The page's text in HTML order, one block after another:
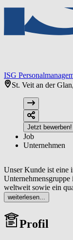
ISG
St. Veit an der
Jetzt bewerben!
Job
Unternehmen
Unser Kunde ist eine
weltweit sowie ein
tragen zum weiteren
eine
der Glan vakant:
Leitung für die
weiterlesen...
Profil